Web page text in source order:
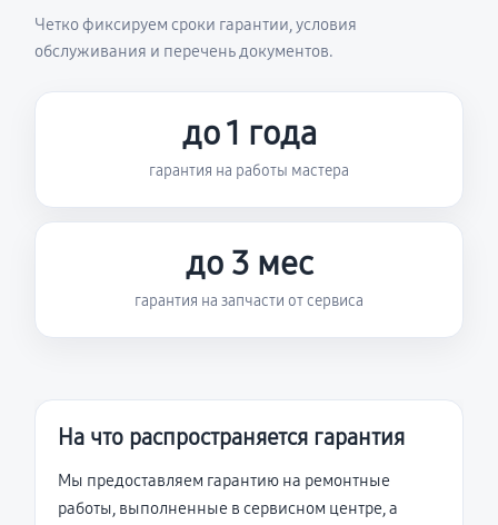
Четко фиксируем сроки гарантии, условия
обслуживания и перечень документов.
до 1 года
гарантия на работы мастера
до 3 мес
гарантия на запчасти от сервиса
На что распространяется гарантия
Мы предоставляем гарантию на ремонтные
работы, выполненные в сервисном центре, а